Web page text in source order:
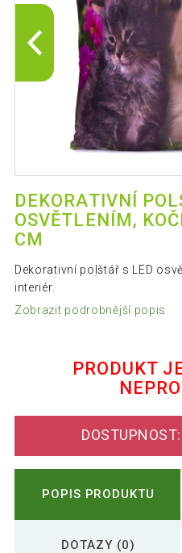
DEKORATIVNÍ
OSVĚTLENÍM,
CM
Dekorativní polštář s LED
interiér.
Zobrazit podrobnější popis
PRODUKT
POPIS PRODUKTU
DOTAZY (0)